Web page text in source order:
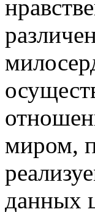
миром,
данных